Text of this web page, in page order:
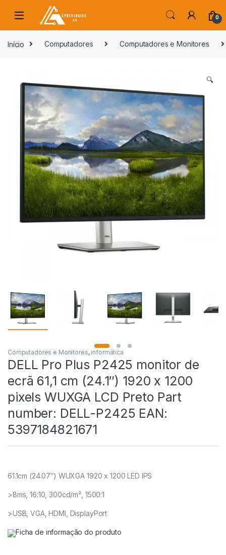
Skip to navigation
0
Início Computadores Computadores e Monitores
🔍
Computadores e Monitores, informática
DELL Pro Plus P2425 monitor de
ecrã 61,1 cm (24.1″) 1920 x 1200
pixels WUXGA LCD Preto Part
number: DELL-P2425 EAN:
5397184821671
61.1cm (24.07″) WUXGA 1920 x 1200 LED IPS
>8ms, 16:10, 300cd/m², 1500:1
>USB, VGA, HDMI, DisplayPort
Ficha de informação do produto